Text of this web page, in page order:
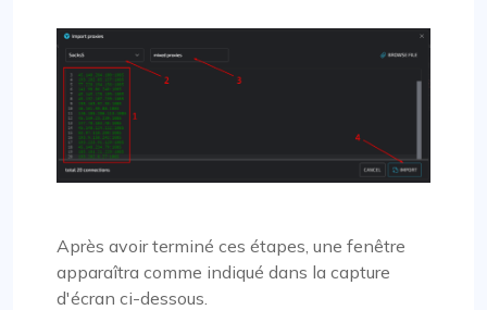
Après avoir terminé ces étapes, une fenêtre
apparaîtra comme indiqué dans la capture
d'écran ci-dessous.